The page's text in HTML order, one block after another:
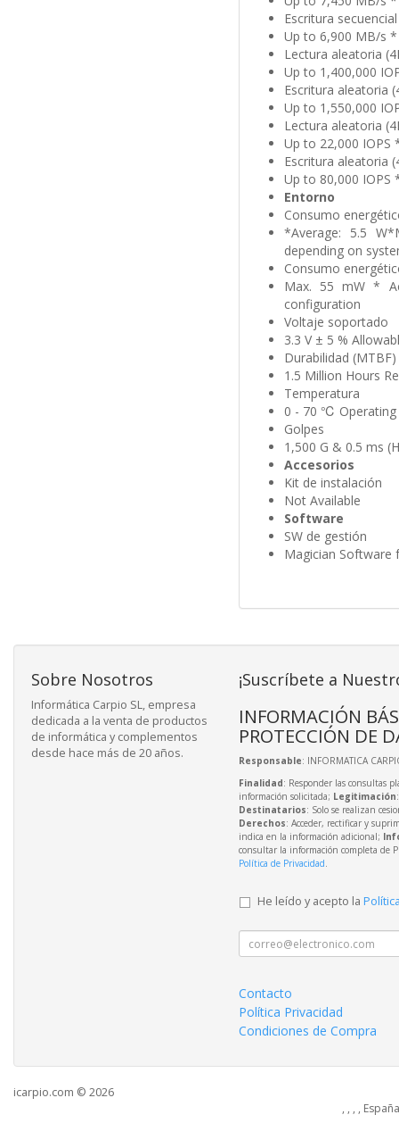
Escritura secuencial
Up to 6,900 MB/s
Lectura aleatoria
Up to 1,400,000
Escritura aleatoria
Up to 1,550,000
Lectura aleatoria
Up to 22,000
Escritura aleatoria
Up to 80,000
Entorno
Consumo
*Average: 5.5
depending on
Consumo
Max. 55 mW *
configuration
Voltaje soportado
3.3 V ± 5 %
Durabilidad (MTBF)
1.5 Million Hours
Temperatura
0 - 70 ℃ Operating
Golpes
1,500 G & 0.5 ms
Accesorios
Kit de instalación
Not Available
Software
SW de gestión
Magician Software
Sobre Nosotros
Informática Carpio SL, empresa
dedicada a la venta de productos
de informática y complementos
desde hace más de 20 años.
¡Suscríbete a
INFORMACIÓN
PROTECCIÓN DE
Responsable: INFORMATICA
Finalidad: Responder las consultas
información solicitada; Legitimación
Destinatarios: Solo se realizan
Derechos: Acceder, rectificar y
indica en la información adicional;
consultar la información completa de
Política de Privacidad.
He leído y acepto la
Contacto
Política Privacidad
Condiciones de Compra
icarpio.com © 2026
, , , ,